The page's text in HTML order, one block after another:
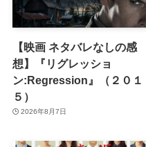
【映画 ネタバレなしの感
想】『リグレッショ
ン:Regression』（２０１
５）
2026年8月7日